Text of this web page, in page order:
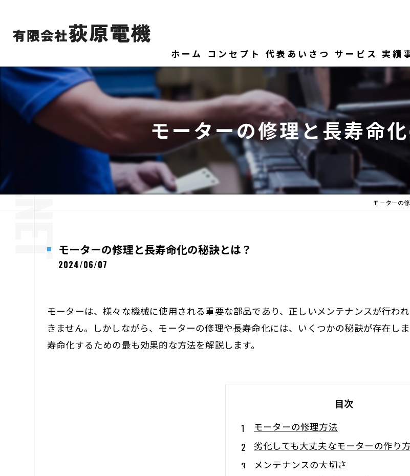
ホーム コンセプト 代表あいさつ サービス 実績
モーターの修理と長寿命
モーターの
モーターの修理と長寿命化の秘訣とは？
2024/06/07
モーターは、様々な機械に使用される重要な部品であり、正しいメンテナンスが行わ
きません。しかしながら、モーターの修理や長寿命化には、いくつかの秘訣が存在し
寿命化するための最も効果的な方法を解説します。
目次
モーターの修理方法
劣化しても大丈夫なモーターの作り方
メンテナンスの大切さ